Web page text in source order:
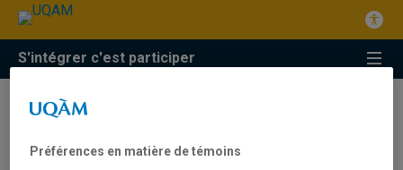
S'intégrer c'est participer
Préférences en matière de témoins